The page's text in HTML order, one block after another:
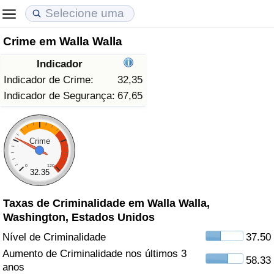
Crime em Walla Walla
Indicador
Indicador de Crime:
32,35
Indicador de Segurança: 67,65
Crime
0 120
32.35
Taxas de Criminalidade em Walla Walla,
Washington, Estados Unidos
Nível de Criminalidade
37.50
Aumento de Criminalidade nos últimos 3
anos
58.33
Custo de Vida
Indicador de Custo de Vida (Atual)
Indicador de Custo de Vida
Indicador de Custo de Vida Por País
em Aqaba
Preços de Imóveis
Indicador de Preços de Imóveis (Atual)
Indicador de Preços de Imóveis
Indicador de Preços de Imóveis por País
Qualidade de Vida
Indicador de Qualidade de Vida
Indicador de Qualidade de Vida (Atual)
Índice de qualidade de vida por país
Crime
Taxa do Indicador de Crime (Atual)
Indicador de Crime
Índice de criminalidade por país